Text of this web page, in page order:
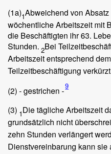
(1a)1Abweichend von
wöchentliche Arbeitszeit mit
die Beschäftigten ihr 63.
Stunden. 2Bei
Arbeitszeit entsprechend
Teilzeitbeschäftigung
(2) - gestrichen -9
(3) 1Die tägliche Arbeitszeit
grundsätzlich nicht
zehn Stunden verlängert
Dienstvereinbarung kann sie